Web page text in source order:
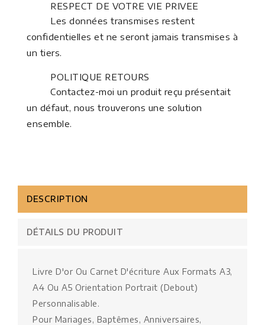
RESPECT DE VOTRE VIE PRIVEE
Les données transmises restent
confidentielles et ne seront jamais transmises à
un tiers.
POLITIQUE RETOURS
Contactez-moi un produit reçu présentait
un défaut, nous trouverons une solution
ensemble.
DESCRIPTION
DÉTAILS DU PRODUIT
Livre D'or Ou Carnet D'écriture Aux Formats A3,
A4 Ou A5 Orientation Portrait (Debout)
Personnalisable.
Pour Mariages, Baptêmes, Anniversaires,